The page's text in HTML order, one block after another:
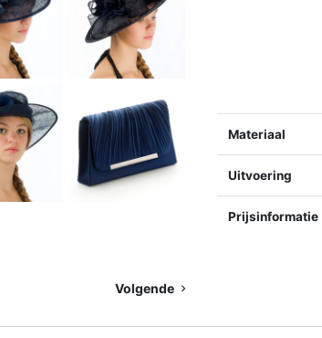
Materiaal
Uitvoering
Prijsinformatie
Volgende